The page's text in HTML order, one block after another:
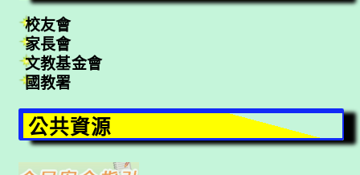
校友會
家長會
文教基金會
國教署
公共資源